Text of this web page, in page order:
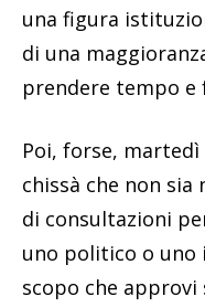
una figura
di una
prendere tempo e
Poi, forse,
chissà che non sia
di consultazioni
uno politico o uno
scopo che approvi